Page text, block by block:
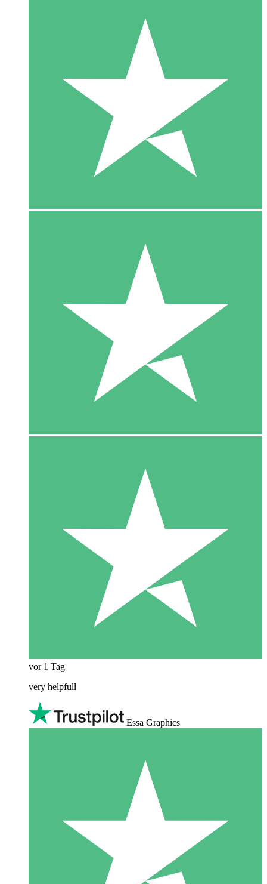
vor 1 Tag
very helpfull
Essa Graphics